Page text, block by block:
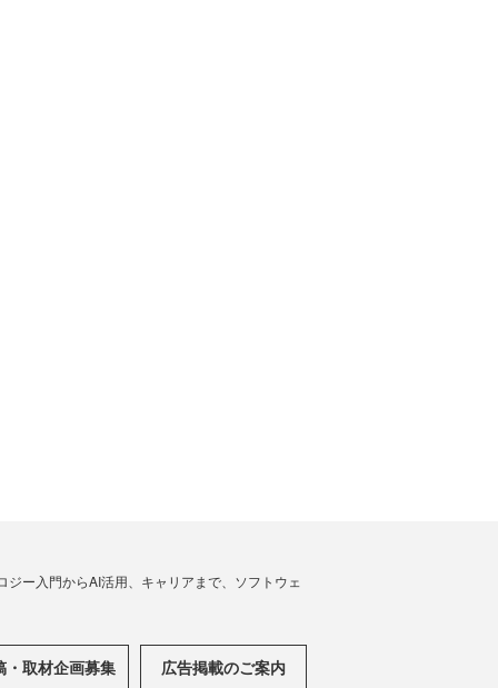
ー入門からAI活用、キャリアまで、ソフトウェ
・取材企画募集 広告掲載のご案内